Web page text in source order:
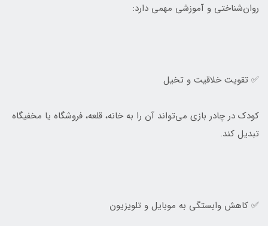
روان‌شناختی و آموزشی مهمی دارد:
✅ تقویت خلاقیت و تخیل
کودک در چادر بازی می‌تواند آن را به خانه، قلعه، فروشگاه یا مخفیگاه
تبدیل کند.
✅ کاهش وابستگی به موبایل و تلویزیون